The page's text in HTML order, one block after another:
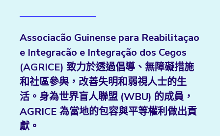
Associacão Guinense para Reabilitaçao
e Integracão e Integração dos Cegos
(AGRICE) 致力於透過倡導、無障礙措施
和社區參與，改善失明和弱視人士的生
活。身為世界盲人聯盟 (WBU) 的成員，
AGRICE 為當地的包容與平等權利做出貢
獻。